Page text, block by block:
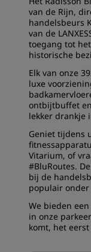
van de Rijn,
handelsbeurs
van de
toegang tot
historische
Elk van onze
luxe
ontbijtbuffet
lekker drankje
Geniet tijdens
Vitarium, of
#BluRoutes.
bij de
populair
We bieden
in onze
komt, het